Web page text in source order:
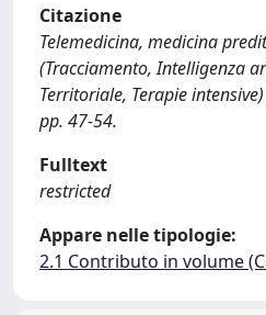
Citazione
Telemedicina, medicina
(Tracciamento, Intelligenza
Territoriale, Terapie
pp. 47-54.
Fulltext
restricted
Appare nelle tipologie:
2.1 Contributo in volume